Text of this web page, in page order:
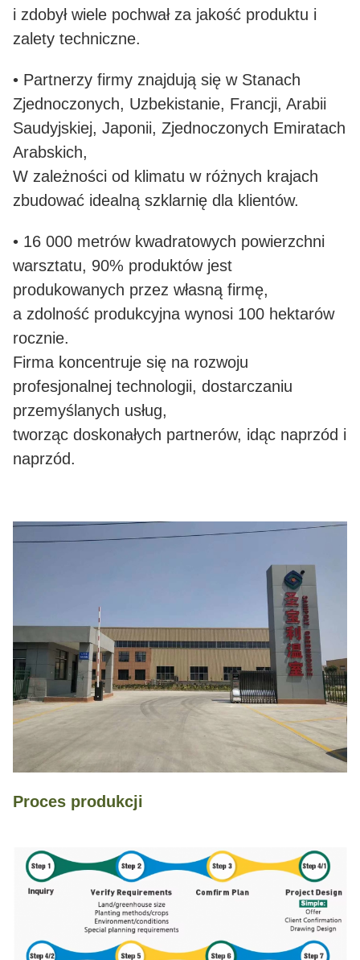
i zdobył wiele pochwał za jakość produktu i
zalety techniczne.
• Partnerzy firmy znajdują się w Stanach
Zjednoczonych, Uzbekistanie, Francji, Arabii
Saudyjskiej, Japonii, Zjednoczonych Emiratach
Arabskich,
W zależności od klimatu w różnych krajach
zbudować idealną szklarnię dla klientów.
• 16 000 metrów kwadratowych powierzchni
warsztatu, 90% produktów jest
produkowanych przez własną firmę,
a zdolność produkcyjna wynosi 100 hektarów
rocznie.
Firma koncentruje się na rozwoju
profesjonalnej technologii, dostarczaniu
przemyślanych usług,
tworząc doskonałych partnerów, idąc naprzód i
naprzód.
Proces produkcji